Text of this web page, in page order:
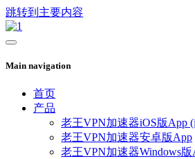
跳转到主要内容
Main navigation
首页
产品
老王VPN加速器iOS版App
老王VPN加速器安卓版App
老王VPN加速器Windows版